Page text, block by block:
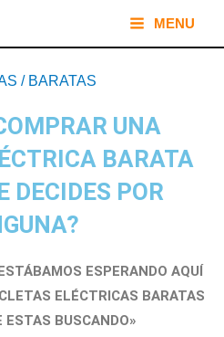
MainMENU
/ BARATAS
UNA
BARATA
DECIDES POR
ESPERANDO AQUÍ
ELÉCTRICAS BARATAS
ESTAS BUSCANDO»